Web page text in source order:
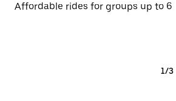
Affordable rides for groups up to 6
1/3